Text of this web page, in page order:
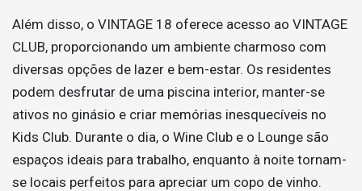
Além disso, o VINTAGE 18 oferece acesso ao VINTAGE
CLUB, proporcionando um ambiente charmoso com
diversas opções de lazer e bem-estar. Os residentes
podem desfrutar de uma piscina interior, manter-se
ativos no ginásio e criar memórias inesquecíveis no
Kids Club. Durante o dia, o Wine Club e o Lounge são
espaços ideais para trabalho, enquanto à noite tornam-
se locais perfeitos para apreciar um copo de vinho.